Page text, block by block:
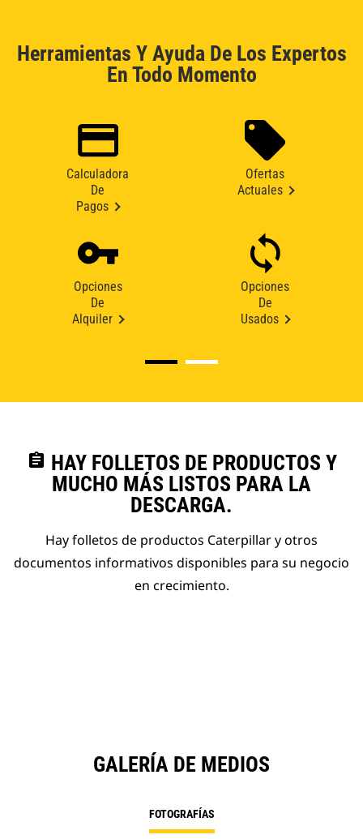
Herramientas Y Ayuda De Los Expertos
En Todo Momento
Calculadora
De
Pagos
Ofertas
Actuales
Opciones
De
Alquiler
Opciones
De
Usados
assignment HAY FOLLETOS DE PRODUCTOS Y
MUCHO MÁS LISTOS PARA LA
DESCARGA.
Hay folletos de productos Caterpillar y otros
documentos informativos disponibles para su negocio
en crecimiento.
GALERÍA DE MEDIOS
FOTOGRAFÍAS